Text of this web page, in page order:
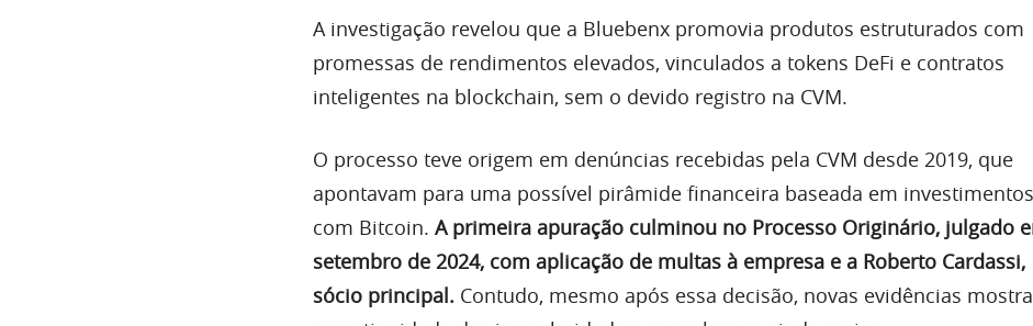
A investigação revelou que a Bluebenx promovia produtos estruturados com
promessas de rendimentos elevados, vinculados a tokens DeFi e contratos
inteligentes na blockchain, sem o devido registro na CVM.
O processo teve origem em denúncias recebidas pela CVM desde 2019, que
apontavam para uma possível pirâmide financeira baseada em investimentos
com Bitcoin. A primeira apuração culminou no Processo Originário, julgado
setembro de 2024, com aplicação de multas à empresa e a Roberto Cardassi,
sócio principal. Contudo, mesmo após essa decisão, novas evidências